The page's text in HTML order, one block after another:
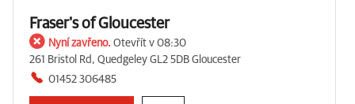
Fraser's of Gloucester
Nyní zavřeno. Otevřít v 08:30
261 Bristol Rd, Quedgeley GL2 5DB Gloucester
01452 306485